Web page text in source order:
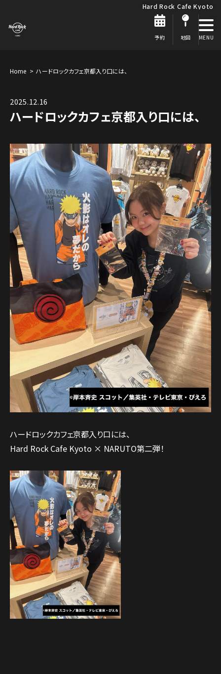
Hard Rock Cafe Kyoto
予約 地図
Home ハードロックカフェ京都入り口には、
2025.12.16
ハードロックカフェ京都入り口には、
ハードロックカフェ京都入り口には、
Hard Rock Cafe Kyoto × NARUTO第二弾！